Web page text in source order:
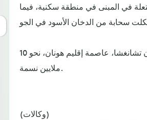
في المبنى في منطقة سكنية، فيما
ويبلغ عدد سكان تشانغشا، عاصمة إقليم هونان، نحو 10
ملايين نسمة.
(وكالات)